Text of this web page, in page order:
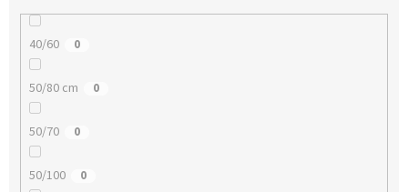
40/60 0
50/80 cm 0
50/70 0
50/100 0